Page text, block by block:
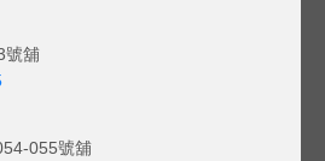
號舖
055號舖